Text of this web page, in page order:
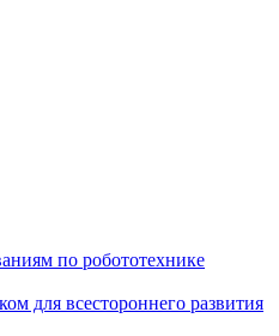
по робототехнике
для всестороннего развития